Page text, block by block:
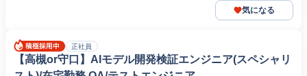
気になる
正社員
【高槻or守口】AIモデル開発検証エンジニア(スペシャリ